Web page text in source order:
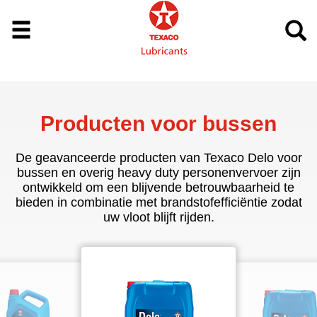
Producten voor bussen
De geavanceerde producten van Texaco Delo voor
bussen en overig heavy duty personenvervoer zijn
ontwikkeld om een blijvende betrouwbaarheid te
bieden in combinatie met brandstofefficiëntie zodat
uw vloot blijft rijden.